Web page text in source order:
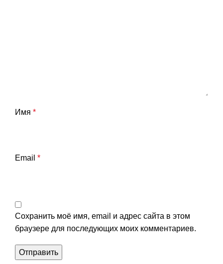
Имя *
Email *
Сохранить моё имя, email и адрес сайта в этом
браузере для последующих моих комментариев.